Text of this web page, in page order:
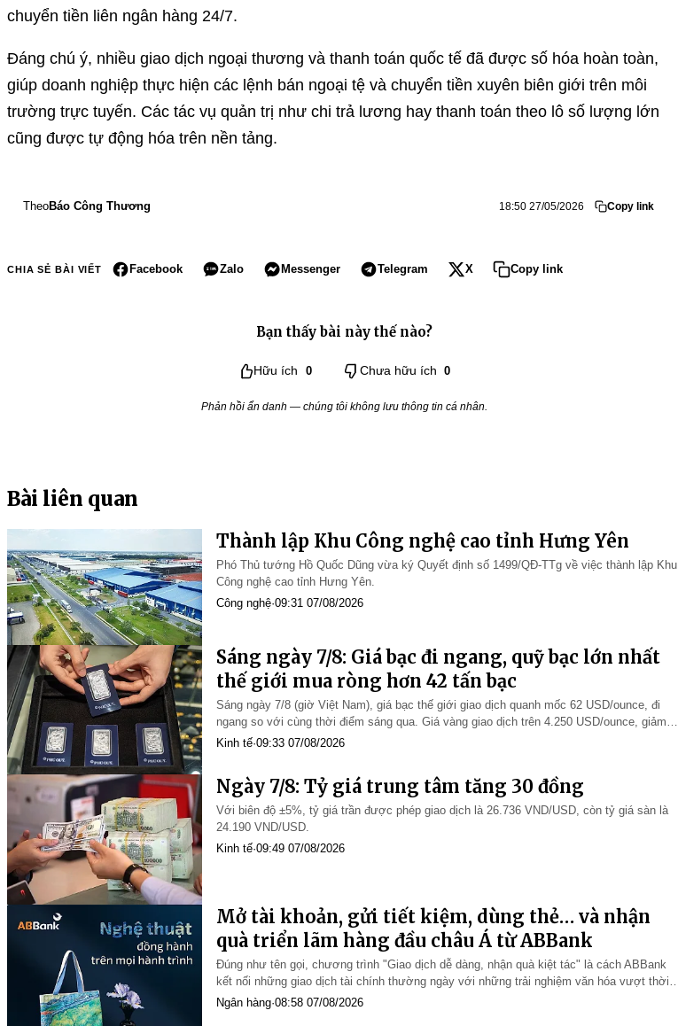
chuyển tiền liên ngân hàng 24/7.
Đáng chú ý, nhiều giao dịch ngoại thương và thanh toán quốc tế đã được số hóa hoàn toàn,
giúp doanh nghiệp thực hiện các lệnh bán ngoại tệ và chuyển tiền xuyên biên giới trên môi
trường trực tuyến. Các tác vụ quản trị như chi trả lương hay thanh toán theo lô số lượng lớn
cũng được tự động hóa trên nền tảng.
TheoBáo Công Thương 18:50 27/05/2026 Copy link
CHIA SẺ BÀI VIẾT Facebook Zalo Messenger Telegram X Copy link
Bạn thấy bài này thế nào?
Hữu ích 0 Chưa hữu ích 0
Phản hồi ẩn danh — chúng tôi không lưu thông tin cá nhân.
Bài liên quan
Thành lập Khu Công nghệ cao tỉnh Hưng Yên
Phó Thủ tướng Hồ Quốc Dũng vừa ký Quyết định số 1499/QĐ-TTg về việc thành lập Khu
Công nghệ cao tỉnh Hưng Yên.
Công nghệ·09:31 07/08/2026
Sáng ngày 7/8: Giá bạc đi ngang, quỹ bạc lớn nhất
thế giới mua ròng hơn 42 tấn bạc
Sáng ngày 7/8 (giờ Việt Nam), giá bạc thế giới giao dịch quanh mốc 62 USD/ounce, đi
ngang so với cùng thời điểm sáng qua. Giá vàng giao dịch trên 4.250 USD/ounce, giảm
khoảng 50 USD/ounce, tuy nhiên, vàng vẫn trong xu hư…
Kinh tế·09:33 07/08/2026
Ngày 7/8: Tỷ giá trung tâm tăng 30 đồng
Với biên độ ±5%, tỷ giá trần được phép giao dịch là 26.736 VND/USD, còn tỷ giá sàn là
24.190 VND/USD.
Kinh tế·09:49 07/08/2026
Mở tài khoản, gửi tiết kiệm, dùng thẻ… và nhận
quà triển lãm hàng đầu châu Á từ ABBank
Đúng như tên gọi, chương trình "Giao dịch dễ dàng, nhận quà kiệt tác" là cách ABBank
kết nối những giao dịch tài chính thường ngày với những trải nghiệm văn hóa vượt thời
gian dành cho khách hàng.
Ngân hàng·08:58 07/08/2026